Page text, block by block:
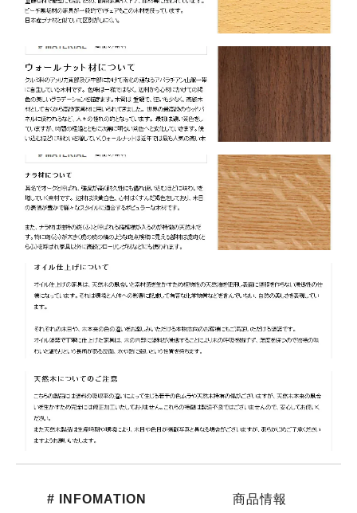
# INFOMATION 商品情報